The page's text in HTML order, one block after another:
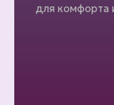
для комфорта